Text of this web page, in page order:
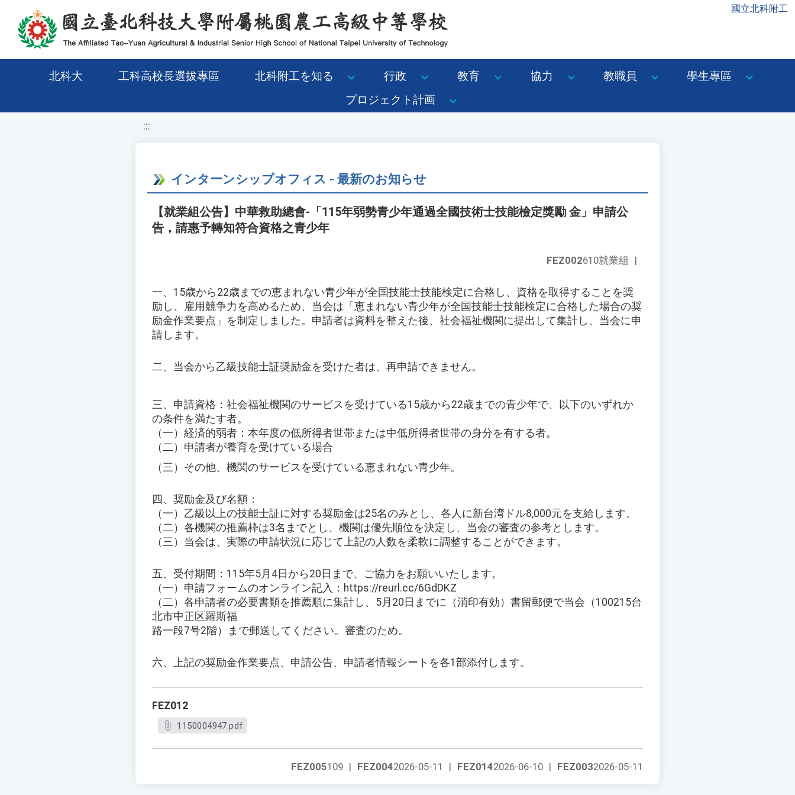
移至網頁之主要內容區位置 國立北科附工
北科大 工科高校長選拔專區 北科附工を知る 行政 教育 協力 教職員
學生專區
プロジェクト計画
:::
インターンシップオフィス - 最新のお知らせ
【就業組公告】中華救助總會-「115年弱勢青少年通過全國技術士技能檢定獎勵 金」申請公
告，請惠予轉知符合資格之青少年
FEZ002610就業組 |
一、15歳から22歳までの恵まれない青少年が全国技能士技能検定に合格し、資格を取得することを奨
励し、雇用競争力を高めるため、当会は「恵まれない青少年が全国技能士技能検定に合格した場合の奨
励金作業要点」を制定しました。申請者は資料を整えた後、社会福祉機関に提出して集計し、当会に申
請します。
二、当会から乙級技能士証奨励金を受けた者は、再申請できません。
三、申請資格：社会福祉機関のサービスを受けている15歳から22歳までの青少年で、以下のいずれか
の条件を満たす者。
（一）経済的弱者：本年度の低所得者世帯または中低所得者世帯の身分を有する者。
（二）申請者が養育を受けている場合
（三）その他、機関のサービスを受けている恵まれない青少年。
四、奨励金及び名額：
（一）乙級以上の技能士証に対する奨励金は25名のみとし、各人に新台湾ドル8,000元を支給します。
（二）各機関の推薦枠は3名までとし、機関は優先順位を決定し、当会の審査の参考とします。
（三）当会は、実際の申請状況に応じて上記の人数を柔軟に調整することができます。
五、受付期間：115年5月4日から20日まで、ご協力をお願いいたします。
（一）申請フォームのオンライン記入：https://reurl.cc/6GdDKZ
（二）各申請者の必要書類を推薦順に集計し、5月20日までに（消印有効）書留郵便で当会（100215台
北市中正区羅斯福
路一段7号2階）まで郵送してください。審査のため。
六、上記の奨励金作業要点、申請公告、申請者情報シートを各1部添付します。
FEZ012
1150004947.pdf
FEZ0032026-05-11
FEZ0142026-06-10 |
FEZ0042026-05-11 |
FEZ005109 |